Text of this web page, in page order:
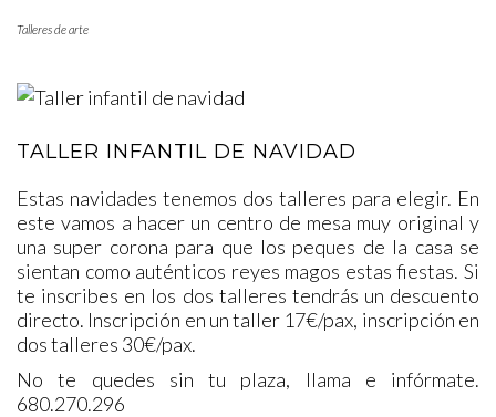
Talleres de arte
TALLER INFANTIL DE NAVIDAD
Estas navidades tenemos dos talleres para elegir. En
este vamos a hacer un centro de mesa muy original y
una super corona para que los peques de la casa se
sientan como auténticos reyes magos estas fiestas. Si
te inscribes en los dos talleres tendrás un descuento
directo. Inscripción en un taller 17€/pax, inscripción en
dos talleres 30€/pax.
No te quedes sin tu plaza, llama e infórmate.
680.270.296